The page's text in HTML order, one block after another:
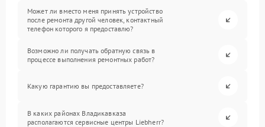
Может ли вместо меня принять устройство
после ремонта другой человек, контактный
телефон которого я предоставлю?
Возможно ли получать обратную связь в
процессе выполнения ремонтных работ?
Какую гарантию вы предоставляете?
В каких районах Владикавказа
располагаются сервисные центры Liebherr?